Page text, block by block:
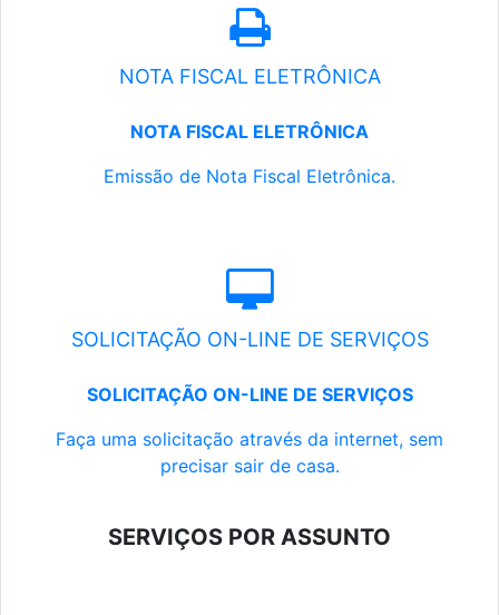
NOTA FISCAL ELETRÔNICA
NOTA FISCAL ELETRÔNICA
Emissão de Nota Fiscal Eletrônica.
SOLICITAÇÃO ON-LINE DE SERVIÇOS
SOLICITAÇÃO ON-LINE DE SERVIÇOS
Faça uma solicitação através da internet, sem
precisar sair de casa.
SERVIÇOS POR ASSUNTO